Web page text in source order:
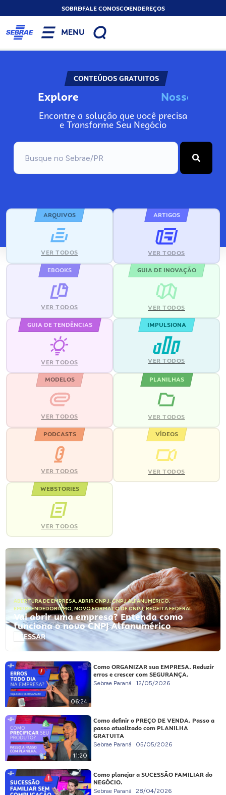
SOBREFALE CONOSCOENDEREÇOS
MENU
CONTEÚDOS GRATUITOS
Explore Nosso
Encontre a solução que você precisa
e Transforme Seu Negócio
ARQUIVOS
VER TODOS
ARTIGOS
VER TODOS
EBOOKS
VER TODOS
GUIA DE INOVAÇÃO
VER TODOS
GUIA DE TENDÊNCIAS
VER TODOS
IMPULSIONA
VER TODOS
MODELOS
VER TODOS
PLANILHAS
VER TODOS
PODCASTS
VER TODOS
VÍDEOS
VER TODOS
WEBSTORIES
VER TODOS
ABERTURA DE EMPRESA, ABRIR CNPJ,CNPJ ALFANUMÉRICO,
EMPREENDEDORISMO, NOVO FORMATO DE CNPJ,RECEITA FEDERAL
Vai abrir uma empresa? Entenda como
funciona o novo CNPJ Alfanumérico
ACESSAR
06:24
Como ORGANIZAR sua EMPRESA. Reduzir
erros e crescer com SEGURANÇA.
Sebrae Paraná 12/05/2026
11:20
Como definir o PREÇO DE VENDA. Passo a
passo atualizado com PLANILHA
GRATUITA
Sebrae Paraná 05/05/2026
Como planejar a SUCESSÃO FAMILIAR do
NEGÓCIO.
Sebrae Paraná 28/04/2026